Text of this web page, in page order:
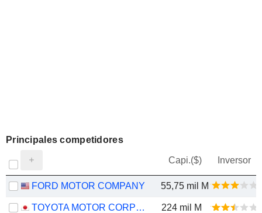
Principales competidores
Capi.($) Inversor
FORD MOTOR COMPANY 55,75 mil M
TOYOTA MOTOR CORPORATION 224 mil M